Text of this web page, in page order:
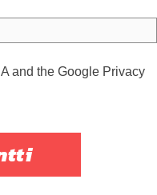
and the Google Privacy